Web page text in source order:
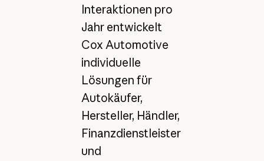
Interaktionen pro
Jahr entwickelt
Cox Automotive
individuelle
Lösungen für
Autokäufer,
Hersteller, Händler,
Finanzdienstleister
und